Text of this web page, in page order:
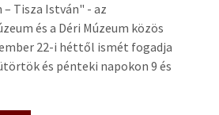
Tisza István" - az
és a Déri Múzeum közös
22-i héttől ismét fogadja
és pénteki napokon 9 és